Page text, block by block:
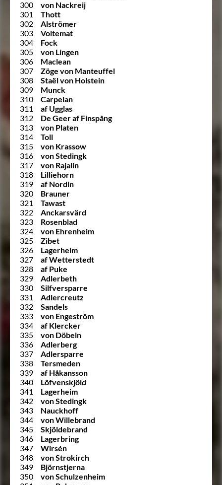
300
von Nackreij
301
Thott
302
Alströmer
303
Voltemat
304
Fock
305
von Lingen
306
Maclean
307
Zöge von Manteuffel
308
Staël von Holstein
309
Munck
310
Carpelan
311
af Ugglas
312
De Geer af Finspång
313
von Platen
314
Toll
315
von Krassow
316
von Stedingk
317
von Rajalin
318
Lilliehorn
319
af Nordin
320
Brauner
321
Tawast
322
Anckarsvärd
323
Rosenblad
324
von Ehrenheim
325
Zibet
326
Lagerheim
327
af Wetterstedt
328
af Puke
329
Adlerbeth
330
Silfversparre
331
Adlercreutz
332
Sandels
333
von Engeström
334
af Klercker
335
von Döbeln
336
Adlerberg
337
Adlersparre
338
Tersmeden
339
af Håkansson
340
Löfvenskjöld
341
Lagerheim
342
von Stedingk
343
Nauckhoff
344
von Willebrand
345
Skjöldebrand
346
Lagerbring
347
Wirsén
348
von Strokirch
349
Björnstjerna
350
von Schulzenheim